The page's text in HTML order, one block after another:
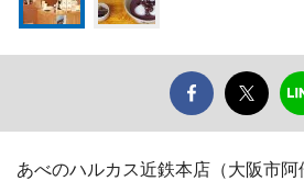
あべのハルカス近鉄本店（大阪市